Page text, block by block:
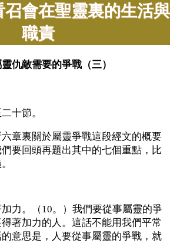
會在聖靈裏的生活與
職責
仇敵需要的爭戰（三）
十節。
章裏關於屬靈爭戰這段經文的概要
要回頭再題出其中的七個重點，比
力。（10。）我們要從事屬靈的爭
著加力的人。這話不能用我們平常
意思是，人要從事屬靈的爭戰，就